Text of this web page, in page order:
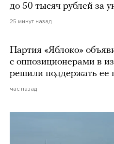
до 50 тысяч рублей за
25 минут назад
Партия «Яблоко»
с оппозиционерами в
решили поддержать ее
час назад